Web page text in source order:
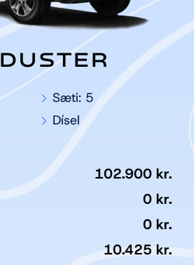
DUSTER
Sæti: 5
Dísel
102.900 kr.
0 kr.
0 kr.
10.425 kr.